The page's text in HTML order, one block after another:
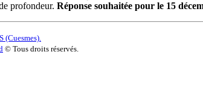
profondeur. Réponse souhaitée pour le 15
(Cuesmes).
© Tous droits réservés.